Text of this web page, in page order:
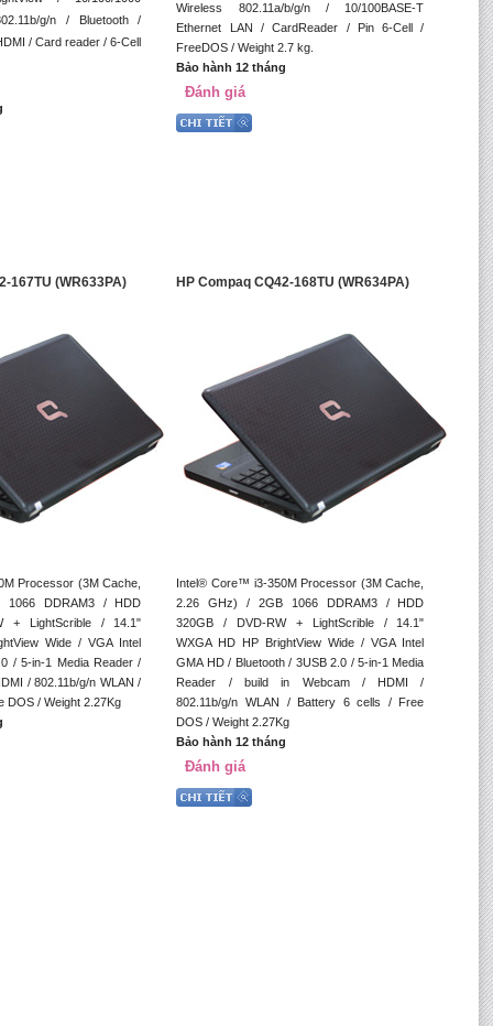
g/n / Bluetooth /
/ Card reader / 6-Cell
Wireless 802.11a/b/g/n / 10/100BASE-T
Ethernet LAN / CardReader / Pin 6-Cell /
FreeDOS / Weight 2.7 kg.
Bảo hành 12 tháng
Đánh giá
167TU (WR633PA)
Processor (3M Cache,
DDRAM3 / HDD
+ LightScrible / 14.1"
Wide / VGA Intel
/ 5-in-1 Media Reader /
/ 802.11b/g/n WLAN /
DOS / Weight 2.27Kg
HP Compaq CQ42-168TU (WR634PA)
Intel® Core™ i3-350M Processor (3M Cache,
2.26 GHz) / 2GB 1066 DDRAM3 / HDD
320GB / DVD-RW + LightScrible / 14.1"
WXGA HD HP BrightView Wide / VGA Intel
GMA HD / Bluetooth / 3USB 2.0 / 5-in-1 Media
Reader / build in Webcam / HDMI /
802.11b/g/n WLAN / Battery 6 cells / Free
DOS / Weight 2.27Kg
Bảo hành 12 tháng
Đánh giá